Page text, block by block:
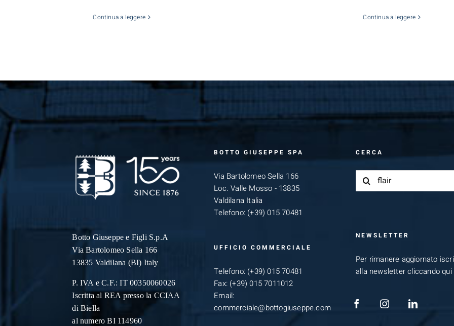
Continua a leggere Continua a leggere
Botto Giuseppe e Figli S.p.A
Via Bartolomeo Sella 166
13835 Valdilana (BI) Italy
P. IVA e C.F.: IT 00350060026
Iscritta al REA presso la CCIAA
di Biella
al numero BI 114960
BOTTO GIUSEPPE SPA
Via Bartolomeo Sella 166
Loc. Valle Mosso - 13835
Valdilana Italia
Telefono: (+39) 015 70481
UFFICIO COMMERCIALE
Telefono: (+39) 015 70481
Fax: (+39) 015 7011012
Email:
commerciale@bottogiuseppe.com
CERCA
Cerca
NEWSLETTER
Per rimanere aggiornato
alla newsletter cliccando qui